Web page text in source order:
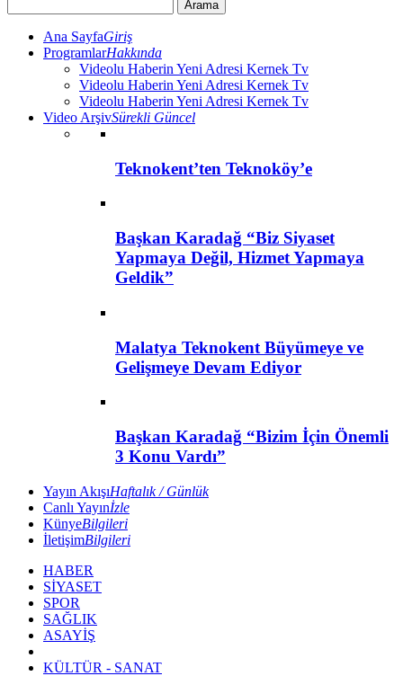
Ana SayfaGiriş
ProgramlarHakkında
Videolu Haberin Yeni Adresi Kernek Tv
Videolu Haberin Yeni Adresi Kernek Tv
Videolu Haberin Yeni Adresi Kernek Tv
Video ArşivSürekli Güncel
Teknokent’ten Teknoköy’e
Başkan Karadağ “Biz Siyaset
Yapmaya Değil, Hizmet Yapmaya
Geldik”
Malatya Teknokent Büyümeye ve
Gelişmeye Devam Ediyor
Başkan Karadağ “Bizim İçin Önemli
3 Konu Vardı”
Yayın AkışıHaftalık / Günlük
Canlı Yayınİzle
KünyeBilgileri
İletişimBilgileri
HABER
SİYASET
SPOR
SAĞLIK
ASAYİŞ
KÜLTÜR - SANAT